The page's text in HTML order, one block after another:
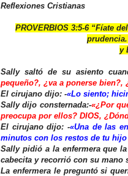
Reflexiones Cristianas
PROVERBIOS 3:5-6 “Fíate
y
Sally saltó de su asiento
pequeño?, ¿va a ponerse bien?,
El cirujano dijo: -«Lo siento;
Sally dijo consternada:-«¿Por
preocupa por ellos? DIOS,
El cirujano dijo: -«Una de las
minutos con los restos de tu
Sally pidió a la enfermera que
cabecita y recorrió con su mano
La enfermera le preguntó si